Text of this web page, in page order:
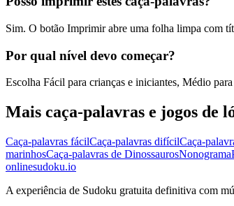
Sim. O botão Imprimir abre uma folha limpa com
Por qual nível devo começar?
Escolha Fácil para crianças e iniciantes, Médio
Mais caça-palavras e jogos de
Caça-palavras fácilCaça-palavras difícilCaça-
marinhosCaça-palavras de DinossaurosNonograma
onlinesudoku.io
A experiência de Sudoku gratuita definitiva com